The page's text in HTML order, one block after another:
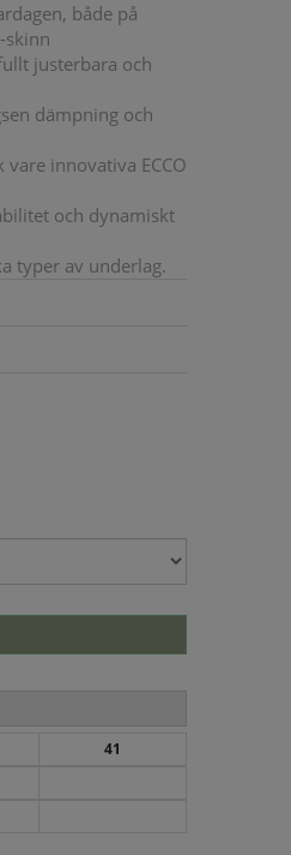
både på
skinn
justerbara och
dämpning och
innovativa ECCO
och dynamiskt
typer av underlag.
41